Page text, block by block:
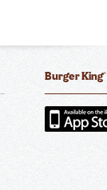
Burger King®